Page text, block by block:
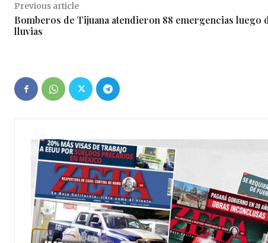
Previous article
Bomberos de Tijuana atendieron 88 emergencias luego
lluvias